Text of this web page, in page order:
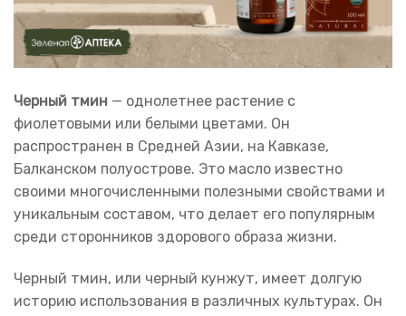
Черный тмин — однолетнее растение с
фиолетовыми или белыми цветами. Он
распространен в Средней Азии, на Кавказе,
Балканском полуострове. Это масло известно
своими многочисленными полезными свойствами и
уникальным составом, что делает его популярным
среди сторонников здорового образа жизни.
Черный тмин, или черный кунжут, имеет долгую
историю использования в различных культурах. Он